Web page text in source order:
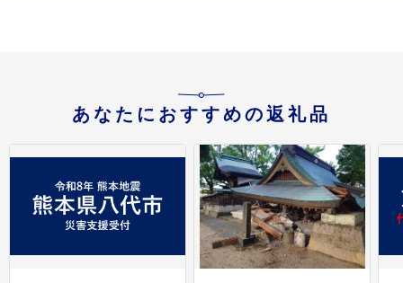
あなたにおすすめの返礼品